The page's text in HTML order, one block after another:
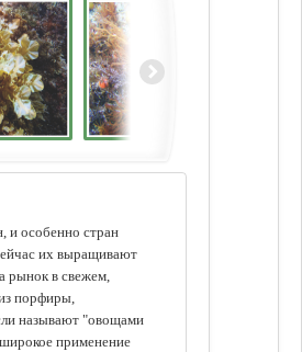
и особенно стран
их выращивают
рынок в свежем,
порфиры,
называют "овощами
применение